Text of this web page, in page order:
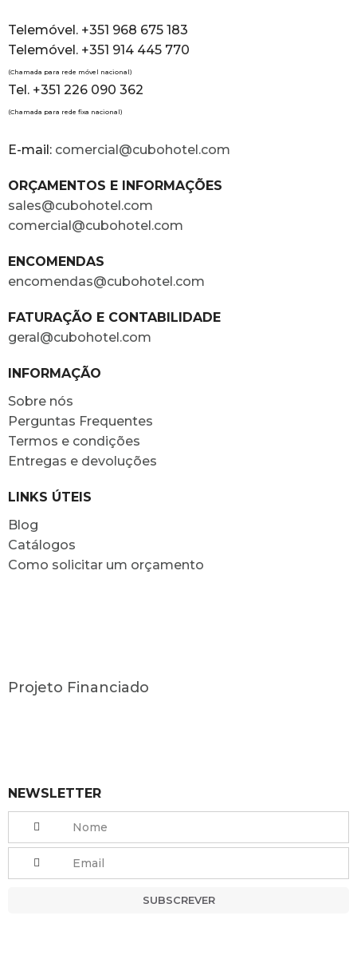
Telemóvel. +351 968 675 183
Telemóvel. +351 914 445 770
(Chamada para rede móvel nacional)
Tel. +351 226 090 362
(Chamada para rede fixa nacional)
E-mail: comercial@cubohotel.com
ORÇAMENTOS E INFORMAÇÕES
sales@cubohotel.com
comercial@cubohotel.com
ENCOMENDAS
encomendas@cubohotel.com
FATURAÇÃO E CONTABILIDADE
geral@cubohotel.com
INFORMAÇÃO
Sobre nós
Perguntas Frequentes
Termos e condições
Entregas e devoluções
LINKS ÚTEIS
Blog
Catálogos
Como solicitar um orçamento
Projeto Financiado
NEWSLETTER
SUBSCREVER